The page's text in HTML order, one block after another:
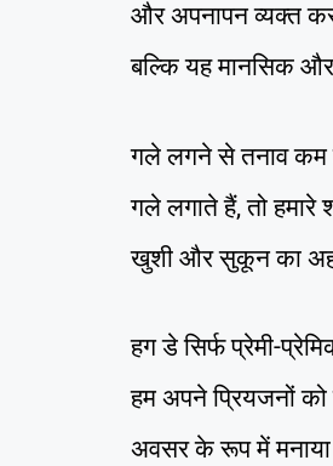
और अपनापन व्यक्त
बल्कि यह मानसिक और
गले लगने से तनाव कम
गले लगाते हैं, तो हमारे
खुशी और सुकून का
हग डे सिर्फ प्रेमी-
हम अपने प्रियजनों
अवसर के रूप में मनाया